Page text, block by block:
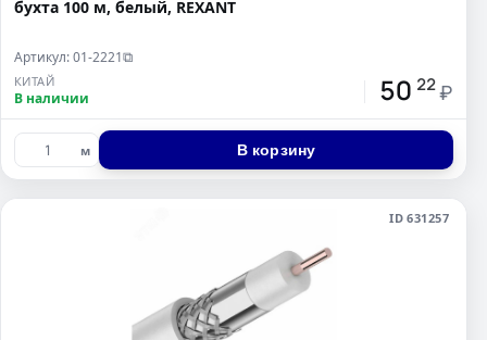
бухта 100 м, белый, REXANT
Артикул: 01-2221⧉
КИТАЙ
В наличии 50 22 ₽
м В корзину
ID 631257